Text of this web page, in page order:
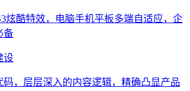
炫酷特效，电脑手机平板多端自适应，企
备
设
码，层层深入的内容逻辑，精确凸显产品